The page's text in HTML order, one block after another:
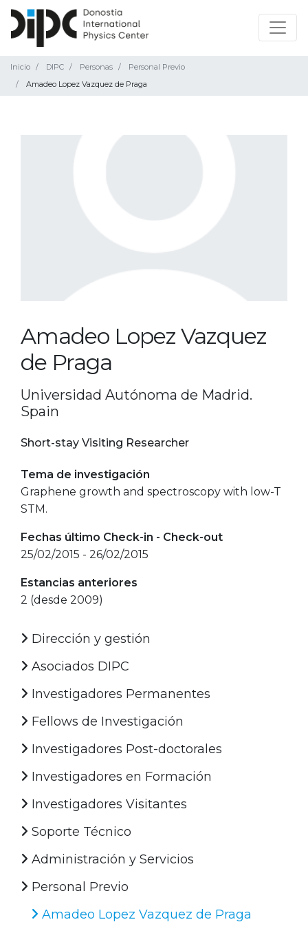
Inicio DIPC Personas
Personal Previo
Amadeo Lopez Vazquez de Praga
Amadeo Lopez Vazquez
de Praga
Universidad Autónoma de Madrid.
Spain
Short-stay Visiting Researcher
Tema de investigación
Graphene growth and spectroscopy with low-T
STM.
Fechas último Check-in - Check-out
25/02/2015 - 26/02/2015
Estancias anteriores
2 (desde 2009)
Dirección y gestión
Asociados DIPC
Investigadores Permanentes
Fellows de Investigación
Investigadores Post-doctorales
Investigadores en Formación
Investigadores Visitantes
Soporte Técnico
Administración y Servicios
Personal Previo
Amadeo Lopez Vazquez de Praga